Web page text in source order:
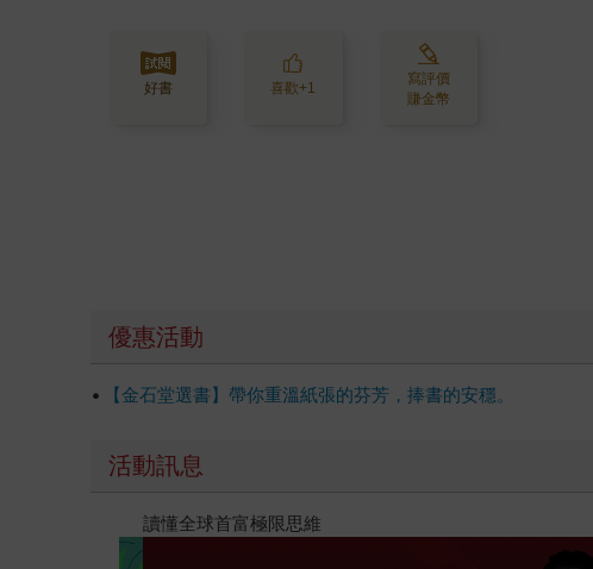
好書 喜歡+1
寫評價
賺金幣
優惠活動
【金石堂選書】帶你重溫紙張的芬芳，捧書的安穩。
活動訊息
閱讀漫遊錄-2026上半年暢銷榜